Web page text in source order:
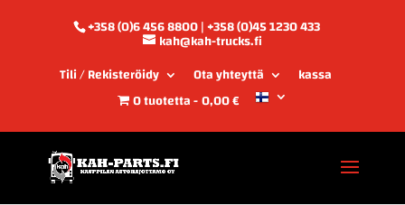
+358 (0)6 456 8800 | +358 (0)45 1230 433
kah@kah-trucks.fi
Tili / Rekisteröidy
Ota yhteyttä
kassa
0 tuotetta 0,00 €